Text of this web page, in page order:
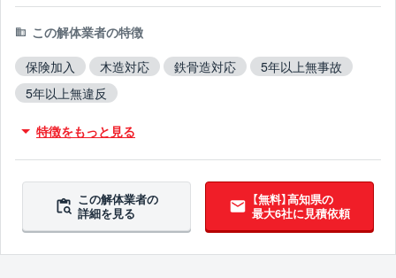
この解体業者の特徴
保険加入
木造対応 鉄骨造対応
5年以上無事故
5年以上無違反
特徴をもっと見る
この解体業者の
詳細を見る
【無料】高知県の
最大6社に見積依頼